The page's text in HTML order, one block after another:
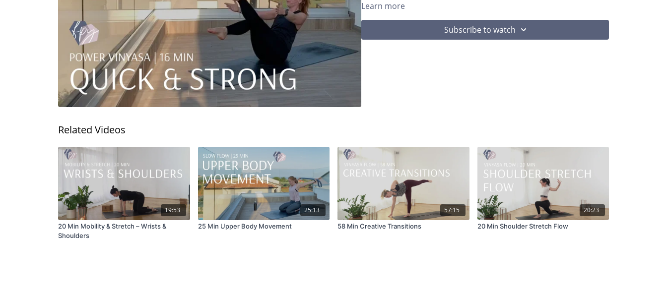
Learn more
Subscribe to watch
Related Videos
19:53
20 Min Mobility & Stretch – Wrists &
Shoulders
25:13
25 Min Upper Body Movement
57:15
58 Min Creative Transitions
20:23
20 Min Shoulder Stretch Flow